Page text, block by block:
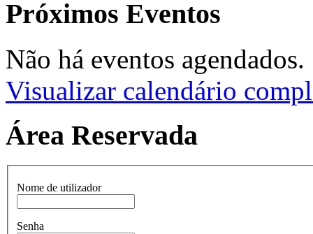
Próximos Eventos
Não há eventos agendados.
Visualizar calendário
Área Reservada
Nome de utilizador
Senha